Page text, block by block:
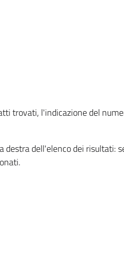
trovati, l'indicazione del
dell'elenco dei risultati: